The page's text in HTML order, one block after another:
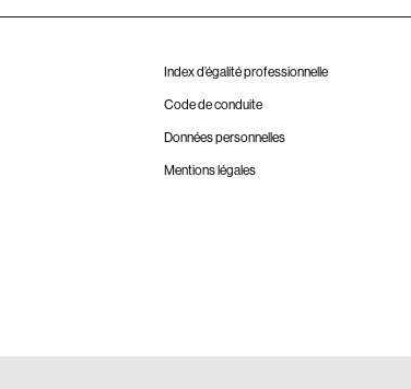
Index d’égalité professionnelle
Code de conduite
Données personnelles
Mentions légales